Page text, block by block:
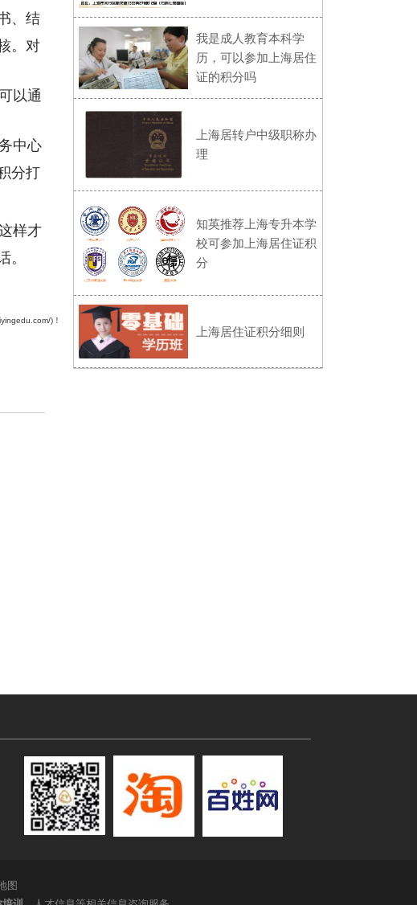
、结
。对
以通
中心
分打
样才
。
)！
我是成人教育本科学
历，可以参加上海居住
证的积分吗
上海居转户中级职称办
理
知英推荐上海专升本学
校可参加上海居住证积
分
上海居住证积分细则
图